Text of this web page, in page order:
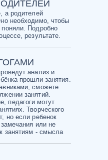
а родителей
необходимо, чтобы
Подробно
результате.
анализ и
прошли занятия.
сможете
занятий.
педагоги могут
Творческого
но если ребенок
или не
занятиям - смысла
но если
или
- не
3
нет
и
и
на